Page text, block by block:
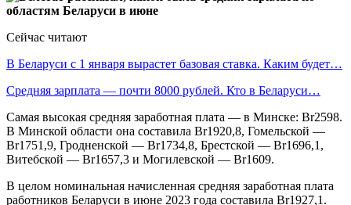
Сейчас читают
В Беларуси с 1 января вырастет базовая ставка. Каким будет…
Средняя зарплата — почти 8000 рублей. Кто в Беларуси…
Самая высокая средняя заработная плата — в Минске: Br2598.
В Минской области она составила Br1920,8, Гомельской —
Br1751,9, Гродненской — Br1734,8, Брестской — Br1696,1,
Витебской — Br1657,3 и Могилевской — Br1609.
В целом номинальная начисленная средняя заработная плата
работников Беларуси в июне 2023 года составила Br1927,1.